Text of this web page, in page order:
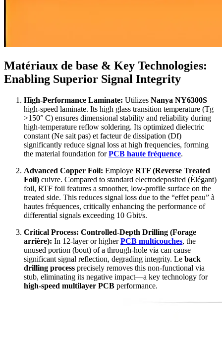
Matériaux de base & Key Technologies:
Enabling Superior Signal Integrity
High-Performance Laminate: Utilizes Nanya NY6300S
high-speed laminate. Its high glass transition temperature (Tg
>150° C) ensures dimensional stability and reliability during
high-temperature reflow soldering. Its optimized dielectric
constant (Ne sait pas) et facteur de dissipation (Df)
significantly reduce signal loss at high frequencies, forming
the material foundation for PCB haute fréquence.
Advanced Copper Foil: Employe RTF (Reverse Treated
Foil) cuivre. Compared to standard electrodeposited (Élégant)
foil, RTF foil features a smoother, low-profile surface on the
treated side. This reduces signal loss due to the “effet peau” à
hautes fréquences, critically enhancing the performance of
differential signals exceeding 10 Gbit/s.
Critical Process: Controlled-Depth Drilling (Forage
arrière): In 12-layer or higher PCB multicouches, the
unused portion (bout) of a through-hole via can cause
significant signal reflection, degrading integrity. Le back
drilling process precisely removes this non-functional via
stub, eliminating its negative impact—a key technology for
high-speed multilayer PCB performance.